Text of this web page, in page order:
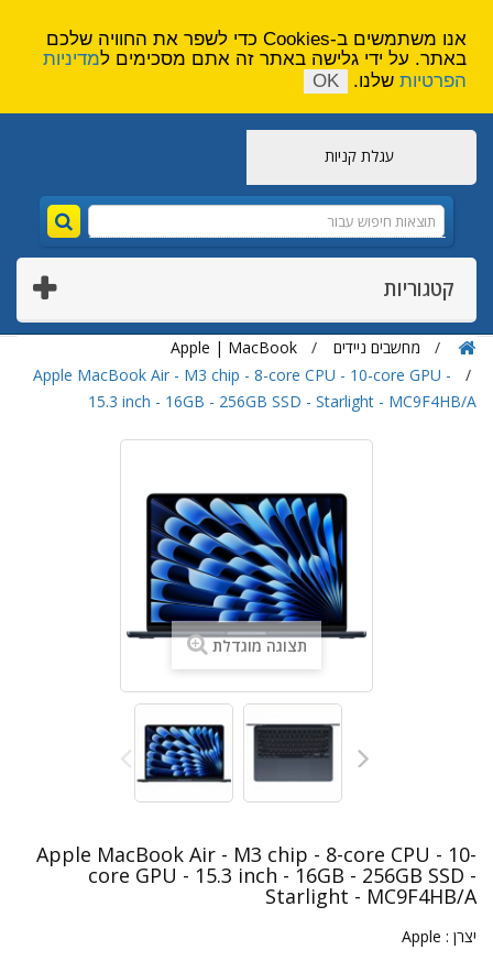
עגלת קניות
קטגוריות
מחשבים ניידים
Apple | MacBook
Apple MacBook Air - M3 chip - 8-core CPU - 10-core GPU -
15.3 inch - 16GB - 256GB SSD - Starlight - MC9F4HB/A
תצוגה מוגדלת
Apple MacBook Air - M3 chip - 8-core CPU - 10-
core GPU - 15.3 inch - 16GB - 256GB SSD -
Starlight - MC9F4HB/A
יצרן : Apple
אנו משתמשים ב-Cookies כדי לשפר את החוויה שלכם
באתר. על ידי גלישה באתר זה אתם מסכימים למדיניות
הפרטיות שלנו. OK